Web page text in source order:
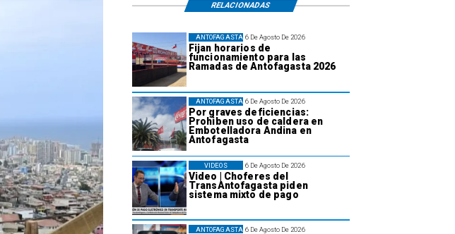
6 De Agosto De 2026
Fijan horarios de
funcionamiento para las
Ramadas de Antofagasta 2026
ANTOFAGASTA
6 De Agosto De 2026
Por graves deficiencias:
Prohiben uso de caldera en
Embotelladora Andina en
Antofagasta
ANTOFAGASTA
6 De Agosto De 2026
Video | Choferes del
TransAntofagasta piden
sistema mixto de pago
VIDEOS
6 De Agosto De 2026
ANTOFAGASTA
RELACIONADAS